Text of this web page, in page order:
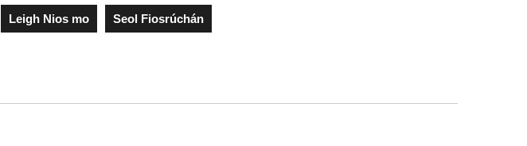
Leigh Nios mo Seol Fiosrúchán